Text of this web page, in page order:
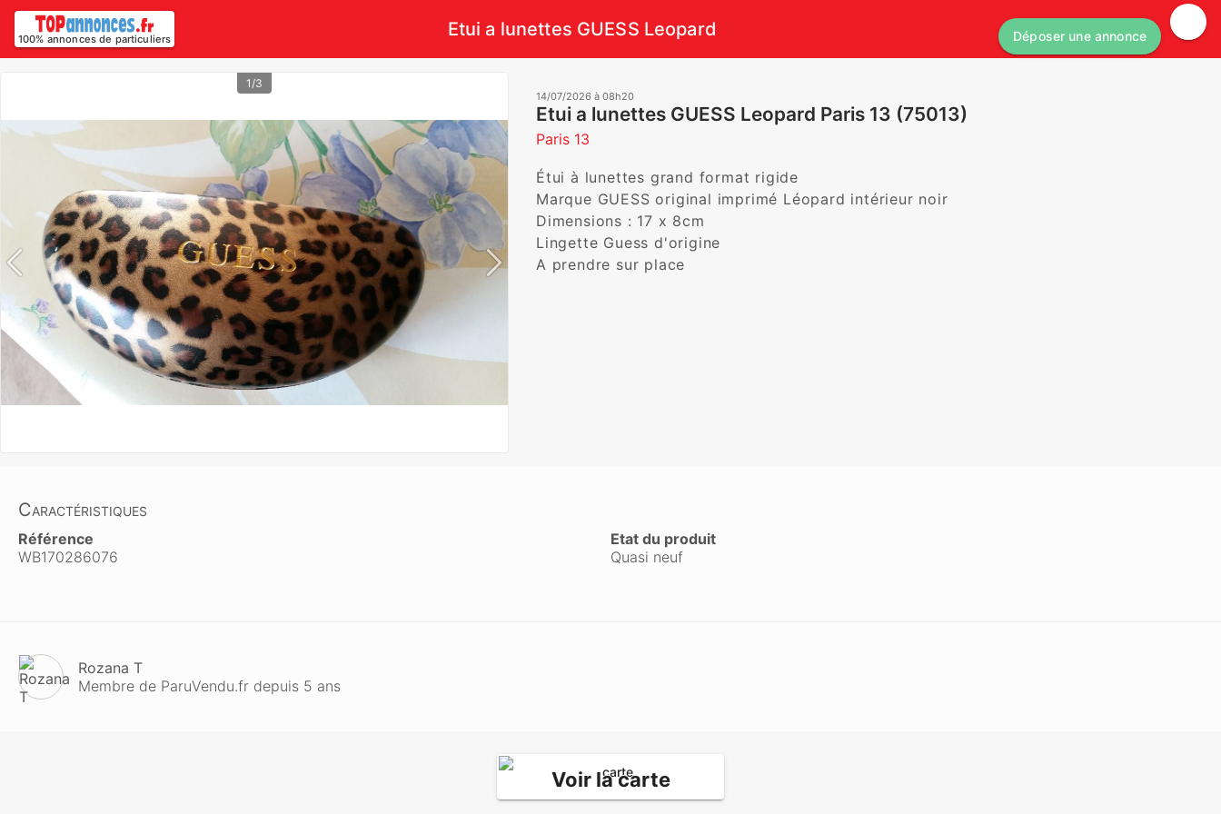
100% annonces de particuliers Etui a lunettes GUESS Leopard Déposer une annonce
1/3
14/07/2026 à 08h20
Etui a lunettes GUESS Leopard Paris 13 (75013)
Paris 13
Étui à lunettes grand format rigide
Marque GUESS original imprimé Léopard intérieur noir
Dimensions : 17 x 8cm
Lingette Guess d'origine
A prendre sur place
Caractéristiques
Référence
WB170286076
Etat du produit
Quasi neuf
Rozana T
Membre de ParuVendu.fr depuis 5 ans
Voir la carte